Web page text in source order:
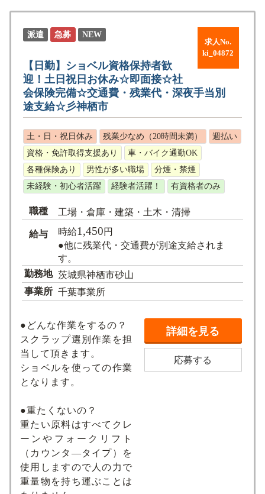
求人No.
ki_04872
派遣 急募 NEW
【日勤】ショベル資格保持者歓
迎！土日祝日お休み☆即面接☆社
会保険完備☆交通費・残業代・深夜手当別
途支給☆彡神栖市
土・日・祝日休み 残業少なめ（20時間未満）
週払い
資格・免許取得支援あり
車・バイク通勤OK
各種保険あり
男性が多い職場
分煙・禁煙
未経験・初心者活躍
経験者活躍！ 有資格者のみ
職種 工場・倉庫・建築・土木・清掃
給与 時給1,450円
●他に残業代・交通費が別途支給されま
す。
勤務地 茨城県神栖市砂山
事業所 千葉事業所
●どんな作業をするの？
スクラップ選別作業を担
当して頂きます。
ショベルを使っての作業
となります。
●重たくないの？
重たい原料はすべてクレ
ーンやフォークリフト
（カウンタ―タイプ）を
使用しますので人の力で
重量物を持ち運ぶことは
詳細を見る
応募する